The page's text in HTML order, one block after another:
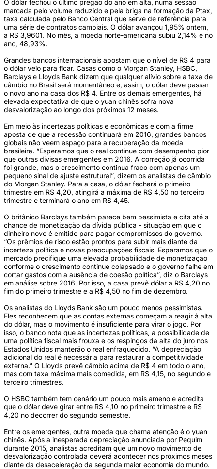
O dólar fechou o último pregão do ano em alta, numa sessão
marcada pelo volume reduzido e pela briga na formação da Ptax,
taxa calculada pelo Banco Central que serve de referência para
uma série de contratos cambiais. O dólar avançou 1,95% ontem,
a R$ 3,9601. No mês, a moeda norte-americana subiu 2,14% e no
ano, 48,93%.
Grandes bancos internacionais apostam que o nível de R$ 4 para
o dólar veio para ficar. Casas como o Morgan Stanley, HSBC,
Barclays e Lloyds Bank dizem que qualquer alívio sobre a taxa de
câmbio no Brasil será momentâneo e, assim, o dólar deve passar
o novo ano na casa dos R$ 4. Entre os demais emergentes, há
elevada expectativa de que o yuan chinês sofra nova
desvalorização ao longo dos próximos 12 meses.
Em meio às incertezas políticas e econômicas e com a firme
aposta de que a recessão continuará em 2016, grandes bancos
globais não veem espaço para a recuperação da moeda
brasileira. “Esperamos que o real continue com desempenho pior
que outras divisas emergentes em 2016. A correção já ocorrida
foi grande, mas o crescimento continua fraco com apenas um
pequeno sinal de ajuste estrutural”, dizem os analistas de câmbio
do Morgan Stanley. Para a casa, o dólar fechará o primeiro
trimestre em R$ 4,20, atingirá a máxima de R$ 4,50 no terceiro
trimestre e terminará o ano em R$ 4,45.
O britânico Barclays também parece bem pessimista e cita até a
chance de monetização da dívida pública - situação em que o
dinheiro novo é emitido para pagar compromissos do governo.
“Os prêmios de risco estão prontos para subir mais diante da
incerteza política e novas preocupações fiscais. Esperamos que o
mercado precifique uma elevada probabilidade de monetização
conforme o crescimento continue colapsado e o governo falhe em
cortar gastos com a ausência de coesão política”, diz o Barclays
em análise sobre 2016. Por isso, a casa prevê dólar a R$ 4,20 no
fim do primeiro trimestre e a R$ 4,50 no fim de dezembro.
Os analistas do Lloyds Bank são um pouco menos pessimistas.
Eles reconhecem que as contas externas começam a reagir à alta
do dólar, mas o movimento é insuficiente para virar o jogo. Por
isso, o banco nota que as incertezas políticas, a possibilidade de
uma política fiscal mais frouxa e os respingos da alta do juro nos
Estados Unidos manterão o real enfraquecido. “A depreciação
adicional do real é necessária para restaurar a competitividade
externa.” O Lloyds prevê câmbio acima de R$ 4 em todo o ano,
mas com taxa máxima mais comedida, em R$ 4,15, no segundo e
terceiro trimestres.
O HSBC também tem cenário um pouco mais ameno e acredita
que o dólar deve girar entre R$ 4,10 no primeiro trimestre e R$
4,20 no decorrer do segundo semestre.
Entre os emergentes, outra moeda que chama atenção é o yuan
chinês. Após a inesperada depreciação anunciada por Pequim
durante 2015, analistas acreditam que um novo movimento de
desvalorização controlada deverá acontecer nos próximos meses
diante da desaceleração da segunda maior economia do mundo.